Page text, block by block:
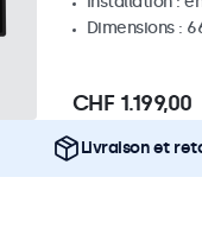
Dimensions :
CHF 1.199,00
Livraison et